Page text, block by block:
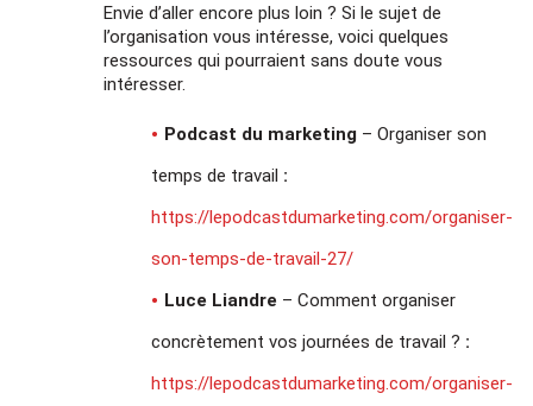
Envie d’aller encore plus loin ? Si le sujet de
l’organisation vous intéresse, voici quelques
ressources qui pourraient sans doute vous
intéresser.
Podcast du marketing – Organiser son
temps de travail :
https://lepodcastdumarketing.com/organiser-
son-temps-de-travail-27/
Luce Liandre – Comment organiser
concrètement vos journées de travail ? :
https://lepodcastdumarketing.com/organiser-